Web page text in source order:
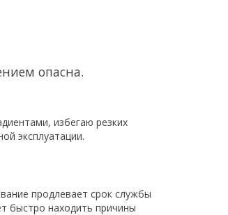
опасна.
избегаю резких
эксплуатации.
продлевает срок службы
быстро находить причины